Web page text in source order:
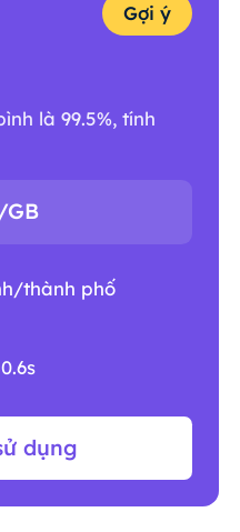
Gợi ý
là 99.5%, tính
thành phố
dụng